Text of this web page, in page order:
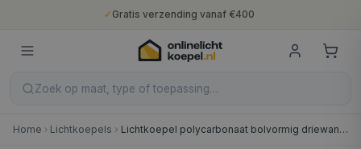
✓ Gratis verzending vanaf €400
10 jaar fabrieksgarantie
Nederlandse productie
Zoek op maat, type of toepassing…
Home Lichtkoepels Lichtkoepel polycarbonaat bolvormig driewandig helder